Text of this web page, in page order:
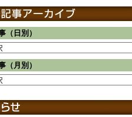
（日別）
（月別）